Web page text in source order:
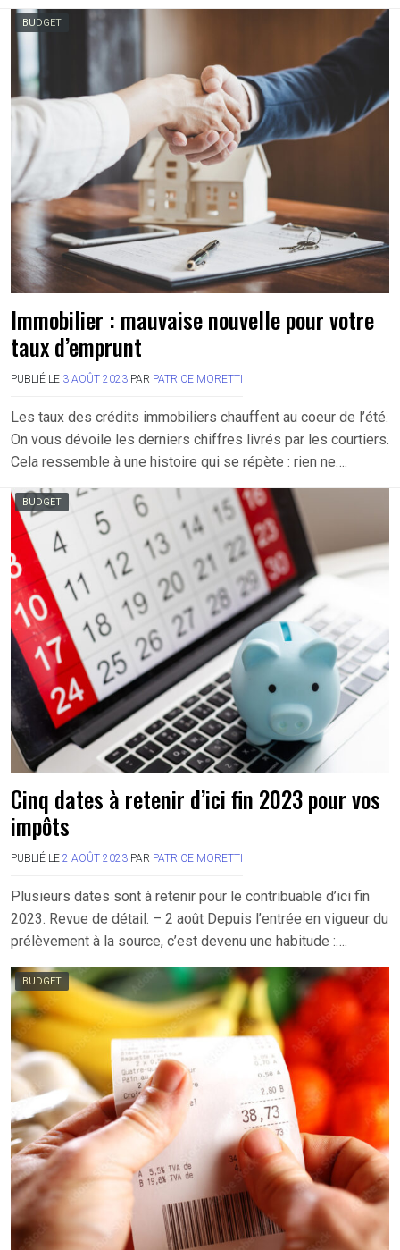
BUDGET
Immobilier : mauvaise nouvelle pour votre
taux d’emprunt
PUBLIÉ LE 3 AOÛT 2023 PAR PATRICE MORETTI
Les taux des crédits immobiliers chauffent au coeur de l’été.
On vous dévoile les derniers chiffres livrés par les courtiers.
Cela ressemble à une histoire qui se répète : rien ne….
BUDGET
Cinq dates à retenir d’ici fin 2023 pour vos
impôts
PUBLIÉ LE 2 AOÛT 2023 PAR PATRICE MORETTI
Plusieurs dates sont à retenir pour le contribuable d’ici fin
2023. Revue de détail. – 2 août Depuis l’entrée en vigueur du
prélèvement à la source, c’est devenu une habitude :….
BUDGET